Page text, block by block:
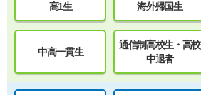
高1生 海外帰国生
中高一貫生
通信制高校生・高校
中退者